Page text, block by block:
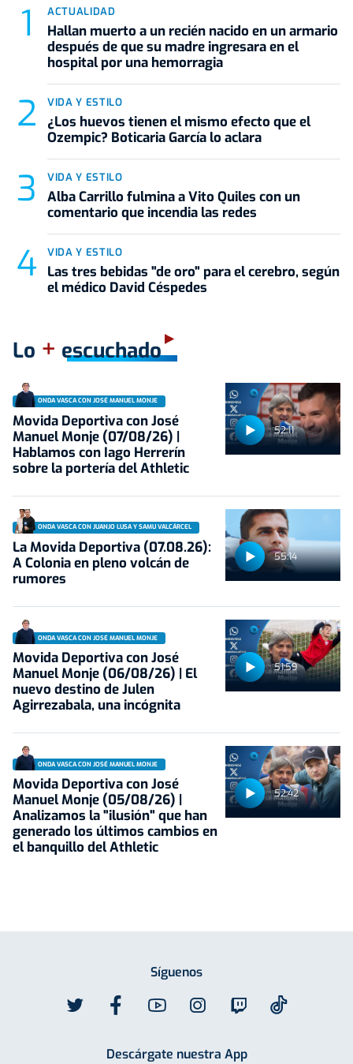
ACTUALIDAD
Hallan muerto a un recién nacido en un armario
después de que su madre ingresara en el
hospital por una hemorragia
VIDA Y ESTILO
¿Los huevos tienen el mismo efecto que el
Ozempic? Boticaria García lo aclara
VIDA Y ESTILO
Alba Carrillo fulmina a Vito Quiles con un
comentario que incendia las redes
VIDA Y ESTILO
Las tres bebidas "de oro" para el cerebro, según
el médico David Céspedes
Lo + escuchado
52:11
ONDA VASCA CON JOSÉ MANUEL MONJE
Movida Deportiva con José
Manuel Monje (07/08/26) |
Hablamos con Iago Herrerín
sobre la portería del Athletic
55:14
ONDA VASCA CON JUANJO LUSA Y SAMU VALCÁRCEL
La Movida Deportiva (07.08.26):
A Colonia en pleno volcán de
rumores
51:59
ONDA VASCA CON JOSÉ MANUEL MONJE
Movida Deportiva con José
Manuel Monje (06/08/26) | El
nuevo destino de Julen
Agirrezabala, una incógnita
52:42
ONDA VASCA CON JOSÉ MANUEL MONJE
Movida Deportiva con José
Manuel Monje (05/08/26) |
Analizamos la "ilusión" que han
generado los últimos cambios en
el banquillo del Athletic
Síguenos
Descárgate nuestra App